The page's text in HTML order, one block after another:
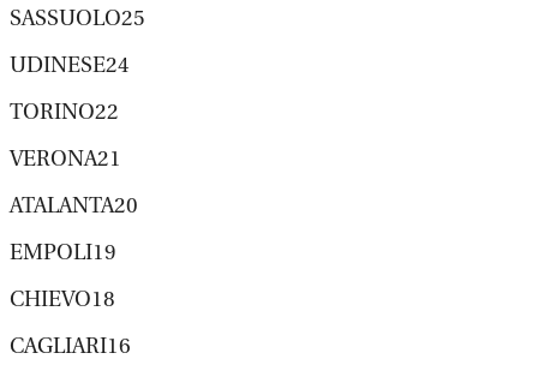
SASSUOLO25
UDINESE24
TORINO22
VERONA21
ATALANTA20
EMPOLI19
CHIEVO18
CAGLIARI16